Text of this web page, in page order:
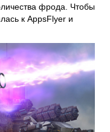
фрода. Чтобы
к AppsFlyer и